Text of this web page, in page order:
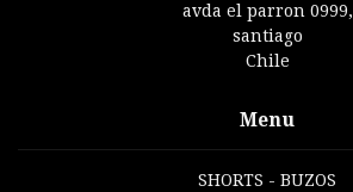
avda el parron 0999,
santiago
Chile
Menu
SHORTS - BUZOS